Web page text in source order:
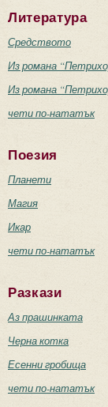
Литература
Средството
Из романа
Из романа
чети по-нататък
Поезия
Планети
Магия
Икар
чети по-нататък
Разкази
Аз прашинката
Черна котка
Есенни гробища
чети по-нататък